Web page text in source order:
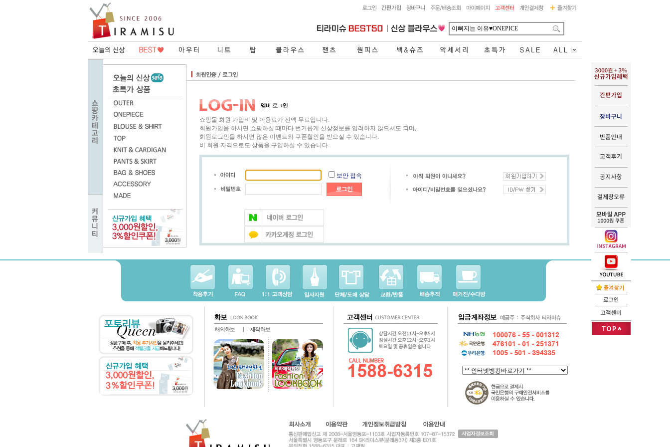
쇼핑몰 회원 가입비 및 이용료가 전액 무료입니다.
회원가입을 하시면 쇼핑하실 때마다 번거롭게 신상정보를 입려하지 않으셔도 되며,
회원로그인을 하시면 많은 이벤트와 쿠폰할인을 받으실 수 있습니다.
비 회원 자격으로도 상품을 구입하실 수 있습니다.
보안 접속